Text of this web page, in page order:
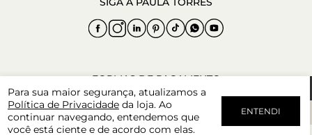
Para sua maior segurança, atualizamos a
Política de Privacidade da loja. Ao
continuar navegando, entendemos que
você está ciente e de acordo com elas.
ENTENDI